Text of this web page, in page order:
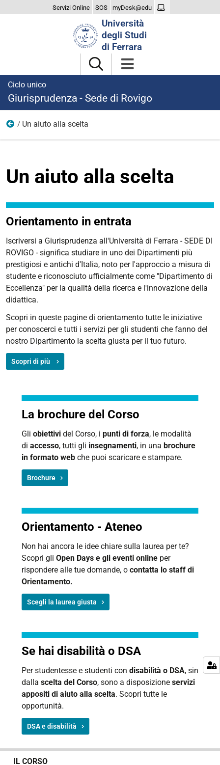
Servizi Online SOS myDesk@edu
Università
degli Studi
di Ferrara
Ciclo unico
Giurisprudenza - Sede di Rovigo
Il Corso
Un aiuto alla scelta
Un aiuto alla scelta
Orientamento in entrata
Iscriversi a Giurisprudenza all'Università di Ferrara - SEDE DI
ROVIGO - significa studiare in uno dei Dipartimenti più
prestigiosi e antichi d'Italia, noto per l'approccio a misura di
studente e riconosciuto ufficialmente come "Dipartimento di
Eccellenza" per la qualità della ricerca e l'innovazione della
didattica.
Scopri in queste pagine di orientamento tutte le iniziative
per conoscerci e tutti i servizi per gli studenti che fanno del
nostro Dipartimento la scelta giusta per il tuo futuro.
Scopri di più
La brochure del Corso
Gli obiettivi del Corso, i punti di forza, le modalità
di accesso, tutti gli insegnamenti, in una brochure
in formato web che puoi scaricare e stampare.
Brochure
Orientamento - Ateneo
Non hai ancora le idee chiare sulla laurea per te?
Scopri gli Open Days e gli eventi online per
rispondere alle tue domande, o contatta lo staff di
Orientamento.
Scegli la laurea giusta
Se hai disabilità o DSA
Per studentesse e studenti con disabilità o DSA, sin
dalla scelta del Corso, sono a disposizione servizi
appositi di aiuto alla scelta. Scopri tutte le
opportunità.
DSA e disabilità
IL CORSO